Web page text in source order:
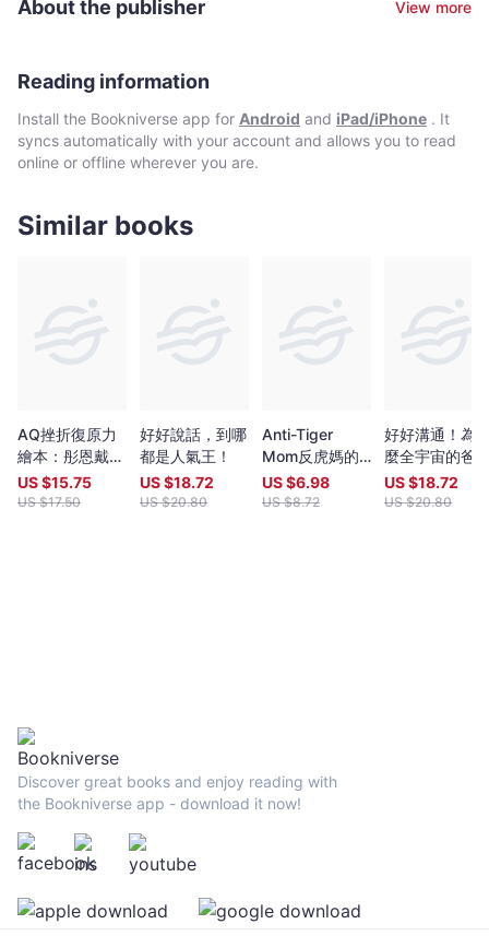
過去已推出六本理財書籍，分別是《48個理財人生》，《職場女性
ABC》， 亦協助明愛輔導書籍《投資？賭博？十位股市投資者的賭
學位。其他學歷及資格包括香港大學輔導學碩士、中文大學金融學
碩士、香港大學社會科學學士，美國認可理財教練Certified Money
Coach (CMC®)、美國特許壽險規劃師 (CLU)、中國國際金融理財
(QRA)、認可兒童財商教練 (CFQCC)、MBTI®性格測驗認證施測
師、國際認可身心語言程式學執行師、Coaching Clinic® Licensed
About the publisher View more
Reading information
Install the Bookniverse app for Android and iPad/iPhone . It
syncs automatically with your account and allows you to read
online or offline wherever you are.
Similar books
AQ挫折復原力
繪本：彤恩戴口
罩了嗎？
US $15.75
US $17.50
好好說話，到哪
都是人氣王！
US $18.72
US $20.80
Anti-Tiger
Mom反虎媽的
超級教養術
US $6.98
US $8.72
好好溝通！為
麼全宇宙的爸
都這樣？
US $18.72
US $20.80
Discover great books and enjoy reading with
the Bookniverse app - download it now!